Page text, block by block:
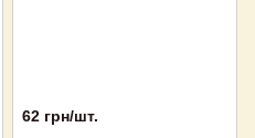
62 грн/шт.